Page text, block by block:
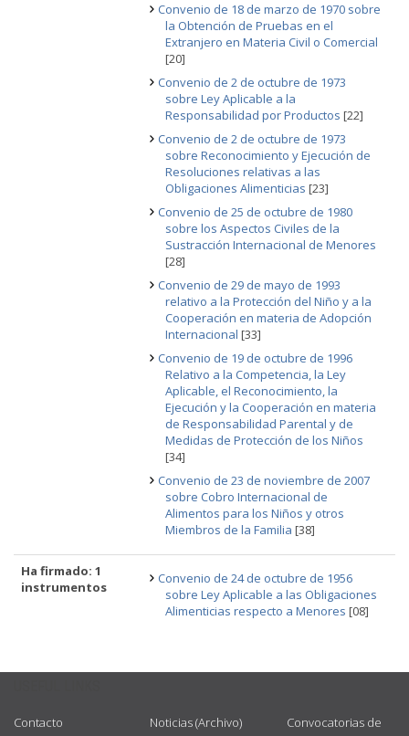
Convenio de 18 de marzo de 1970 sobre
la Obtención de Pruebas en el
Extranjero en Materia Civil o Comercial
[20]
Convenio de 2 de octubre de 1973
sobre Ley Aplicable a la
Responsabilidad por Productos [22]
Convenio de 2 de octubre de 1973
sobre Reconocimiento y Ejecución de
Resoluciones relativas a las
Obligaciones Alimenticias [23]
Convenio de 25 de octubre de 1980
sobre los Aspectos Civiles de la
Sustracción Internacional de Menores
[28]
Convenio de 29 de mayo de 1993
relativo a la Protección del Niño y a la
Cooperación en materia de Adopción
Internacional [33]
Convenio de 19 de octubre de 1996
Relativo a la Competencia, la Ley
Aplicable, el Reconocimiento, la
Ejecución y la Cooperación en materia
de Responsabilidad Parental y de
Medidas de Protección de los Niños
[34]
Convenio de 23 de noviembre de 2007
sobre Cobro Internacional de
Alimentos para los Niños y otros
Miembros de la Familia [38]
Ha firmado: 1
instrumentos
Convenio de 24 de octubre de 1956
sobre Ley Aplicable a las Obligaciones
Alimenticias respecto a Menores [08]
Contacto Noticias (Archivo)
Convocatorias de